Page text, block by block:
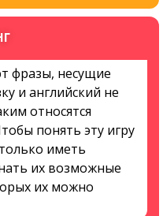
фразы, несущие
и английский не
относятся
понять эту игру
иметь
их возможные
их можно